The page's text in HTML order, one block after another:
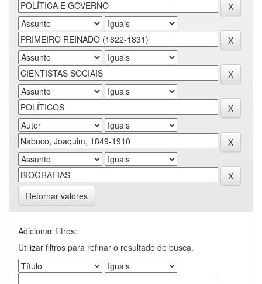
Retornar valores
Adicionar filtros:
Utilizar filtros para refinar o resultado de busca.